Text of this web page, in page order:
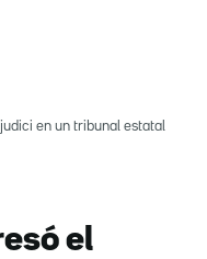
en un tribunal estatal
el